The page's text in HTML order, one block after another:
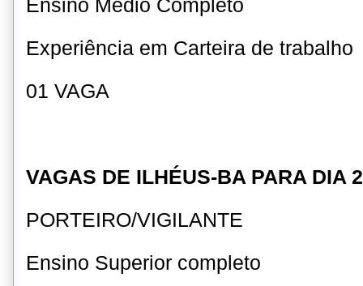
Ensino Médio Completo
Experiência em Carteira de trabalho
01 VAGA
VAGAS DE ILHÉUS-BA PARA DIA
PORTEIRO/VIGILANTE
Ensino Superior completo